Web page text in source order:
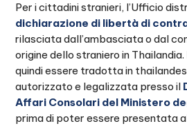
Per i cittadini stranieri, l’Ufficio
dichiarazione di libertà di
rilasciata dall’ambasciata o dal
origine dello straniero in
quindi essere tradotta in
autorizzato e legalizzata presso il
Affari Consolari del Ministero
prima di poter essere presentata